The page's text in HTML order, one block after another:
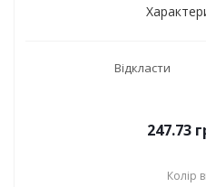
Відкласти
247.73
Колір